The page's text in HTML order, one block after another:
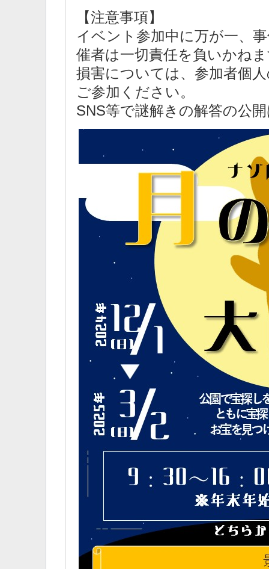
【注意事項】
イベント参加中に万が一、
催者は一切責任を負いかね
損害については、参加者個
ご参加ください。
SNS等で謎解きの解答の公